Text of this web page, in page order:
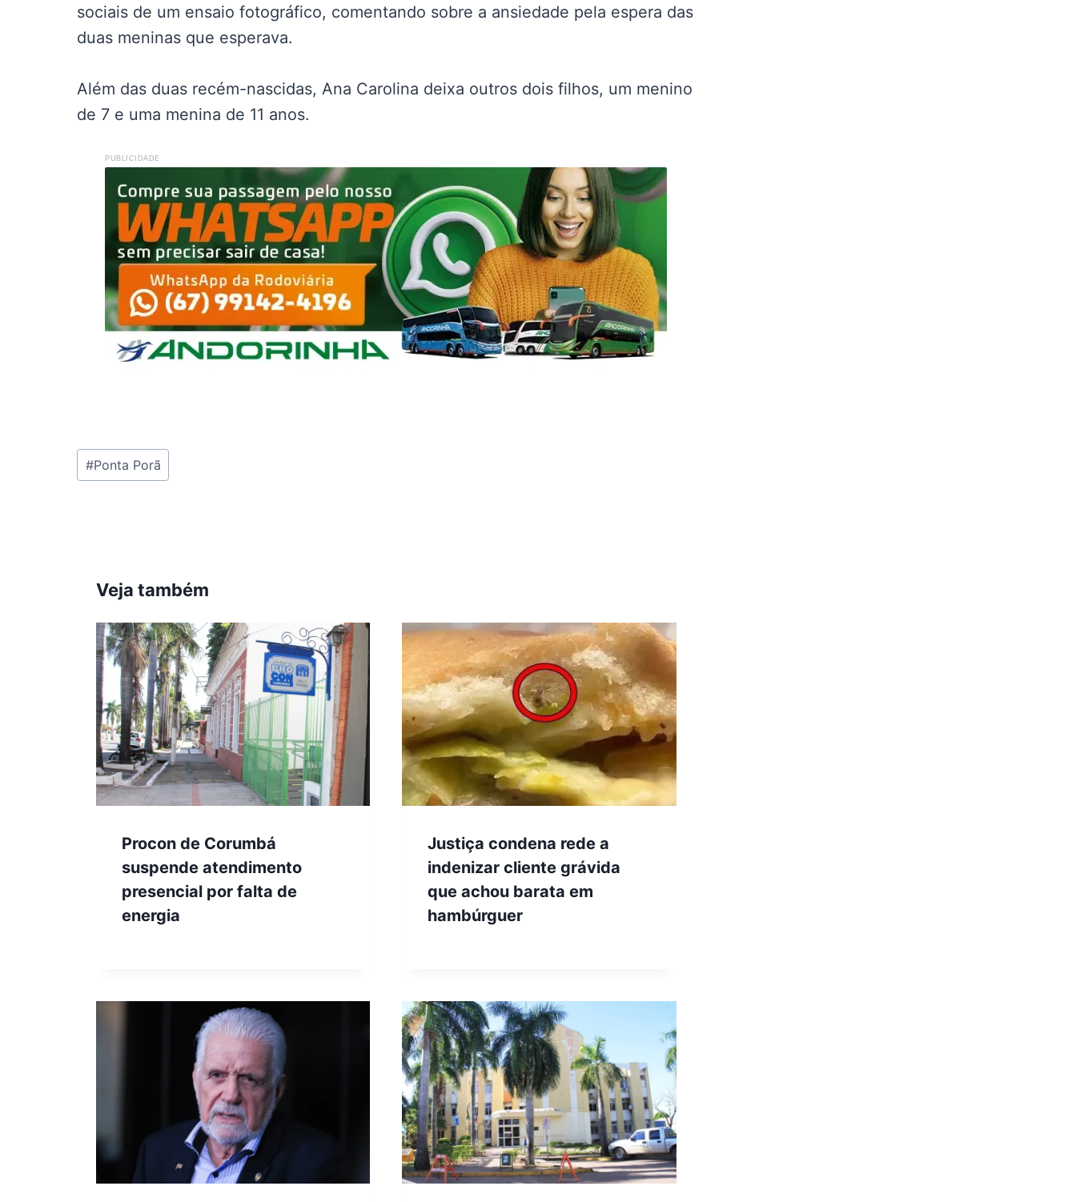
sociais de um ensaio fotográfico, comentando sobre a ansiedade pela espera das
duas meninas que esperava.
Além das duas recém-nascidas, Ana Carolina deixa outros dois filhos, um menino
de 7 e uma menina de 11 anos.
PUBLICIDADE
Tags
do
#Ponta Porã
Veja também
Procon de Corumbá
suspende atendimento
presencial por falta de
energia
Justiça condena rede a
indenizar cliente grávida
que achou barata em
hambúrguer